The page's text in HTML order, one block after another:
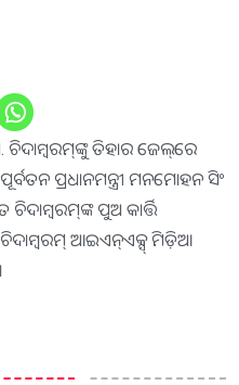
ଚିଦାମ୍ବରମ୍‌ଙ୍କୁ ତିହାର ଜେଲ୍‌ରେ
ପ୍ରଧାନମନ୍ତ୍ରୀ ମନମୋହନ ସିଂ
ପୁଅ କାର୍ତ୍ତି
ଚିଦାମ୍ବରମ୍‌ ଆଇଏନ୍‌ଏକ୍ସ୍‌ ମିଡ଼ିଆ